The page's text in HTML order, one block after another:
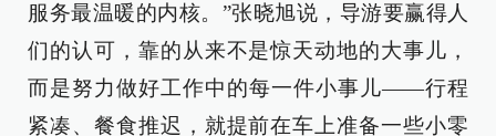
服务最温暖的内核。”张晓旭说，导游要赢得人
们的认可，靠的从来不是惊天动地的大事儿，
而是努力做好工作中的每一件小事儿——行程
紧凑、餐食推迟，就提前在车上准备一些小零